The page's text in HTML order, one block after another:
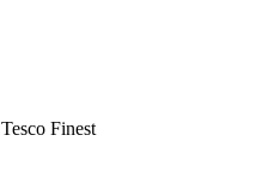
Tesco Finest